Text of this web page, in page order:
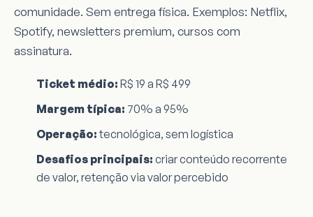
comunidade. Sem entrega física. Exemplos: Netflix,
Spotify, newsletters premium, cursos com
assinatura.
Ticket médio: R$ 19 a R$ 499
Margem típica: 70% a 95%
Operação:tecnológica, sem logística
Desafios principais: criar conteúdo recorrente
de valor, retenção via valor percebido